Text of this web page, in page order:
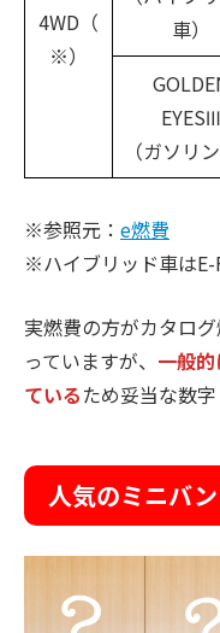
4WD（
※）
車）
EYESⅢ
（ガソリン
※参照元： e燃費
※ハイブリッド車は
実燃費の方がカタロ
っていますが、 一般
ているため妥当な数字
人気のミニバ